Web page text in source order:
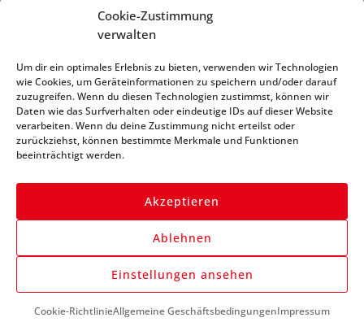
Cookie-Zustimmung
verwalten
Um dir ein optimales Erlebnis zu bieten, verwenden wir Technologien
wie Cookies, um Geräteinformationen zu speichern und/oder darauf
zuzugreifen. Wenn du diesen Technologien zustimmst, können wir
Daten wie das Surfverhalten oder eindeutige IDs auf dieser Website
verarbeiten. Wenn du deine Zustimmung nicht erteilst oder
zurückziehst, können bestimmte Merkmale und Funktionen
beeinträchtigt werden.
Akzeptieren
Ablehnen
Einstellungen ansehen
Cookie-RichtlinieAllgemeine GeschäftsbedingungenImpressum
Abonniere unseren
Newsletter und bleibe
immer auf dem Laufenden
Anmelden
DU BENÖTIGST HILFE?